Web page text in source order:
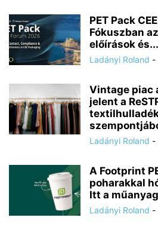
PET Pack
Fókuszban
előírások és...
Ladányi Roland -
Vintage piac
jelent a
Ladányi Roland -
A Footprint
poharakkal
Itt a
Ladányi Roland -